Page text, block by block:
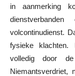
in aanmerking
volcontinudienst.
fysieke klachten.
volledig door
Niemantsverdriet,